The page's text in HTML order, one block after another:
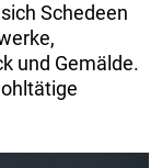
Schedeen
und Gemälde.